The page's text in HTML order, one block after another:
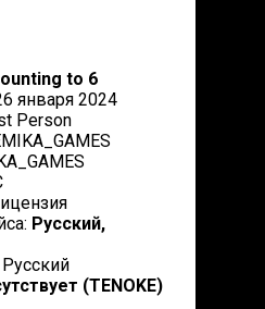
to 6
января 2024
Person
Русский,
(TENOKE)